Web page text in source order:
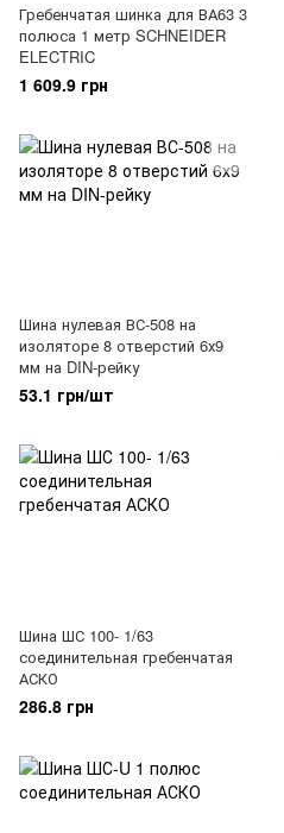
Гребенчатая шинка для ВА63 3
полюса 1 метр SCHNEIDER
ELECTRIC
1 609.9 грн
Шина нулевая ВС-508 на
изоляторе 8 отверстий 6х9
мм на DIN-рейку
53.1 грн/шт
Шина ШС 100- 1/63
соединительная гребенчатая
АСКО
286.8 грн